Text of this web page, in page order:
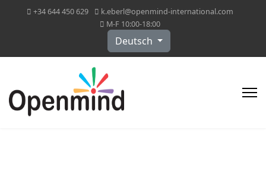
+34 644 450 629
k.eberl@openmind-international.com
M-F 10:00-18:00
Sprache auswählen
Deutsch